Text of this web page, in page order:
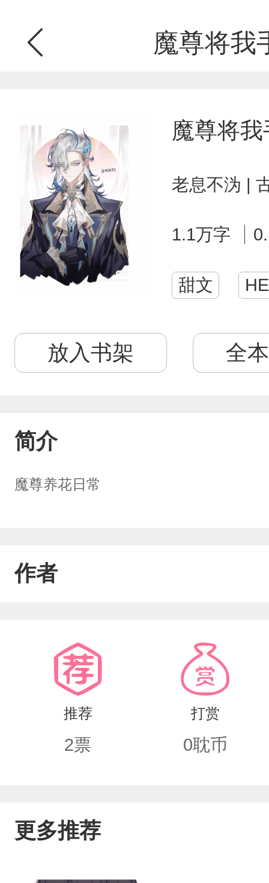
魔尊将我
魔尊将
老息不沩 |
1.1万字
甜文 HE
放入书架 全
简介
魔尊养花日常
作者
推荐
2票
打赏
0耽币
更多推荐